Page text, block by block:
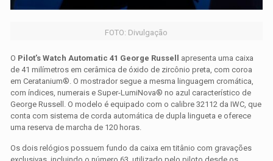
FOTO: Divulgação
O Pilot’s Watch Automatic 41 George Russell
apresenta uma caixa
de 41 milímetros em cerâmica de óxido de zircônio preta, com coroa
em Ceratanium®. O mostrador segue a mesma linguagem cromática,
com índices, numerais e Super-LumiNova® no azul característico de
George Russell. O modelo é equipado com o calibre 32112 da IWC, que
conta com sistema de corda automática de dupla lingueta e oferece
uma reserva de marcha de 120 horas.
Os dois relógios possuem fundo da caixa em titânio com gravações